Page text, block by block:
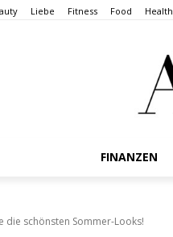
Liebe Fitness Food Health
FINANZEN
die schönsten Sommer-Looks!